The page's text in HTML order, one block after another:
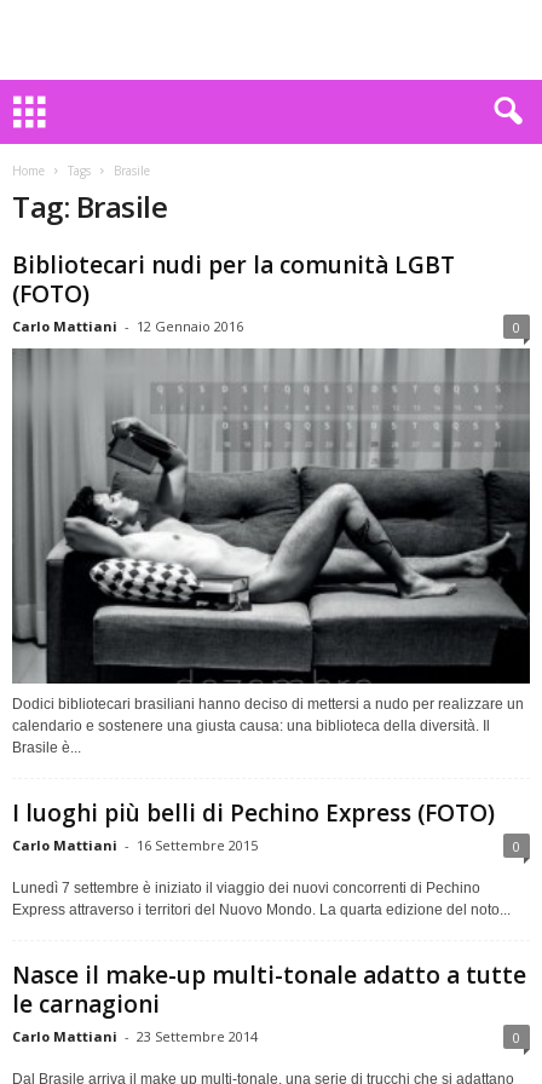
Home Tags Brasile
Tag: Brasile
Bibliotecari nudi per la comunità LGBT
(FOTO)
Carlo Mattiani - 12 Gennaio 2016 0
Dodici bibliotecari brasiliani hanno deciso di mettersi a nudo per realizzare un
calendario e sostenere una giusta causa: una biblioteca della diversità. Il
Brasile è...
I luoghi più belli di Pechino Express (FOTO)
Carlo Mattiani - 16 Settembre 2015 0
Lunedì 7 settembre è iniziato il viaggio dei nuovi concorrenti di Pechino
Express attraverso i territori del Nuovo Mondo. La quarta edizione del noto...
Nasce il make-up multi-tonale adatto a tutte
le carnagioni
Carlo Mattiani - 23 Settembre 2014 0
Dal Brasile arriva il make up multi-tonale, una serie di trucchi che si adattano